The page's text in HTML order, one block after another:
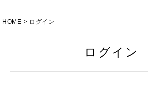
HOME ログイン
ログイン